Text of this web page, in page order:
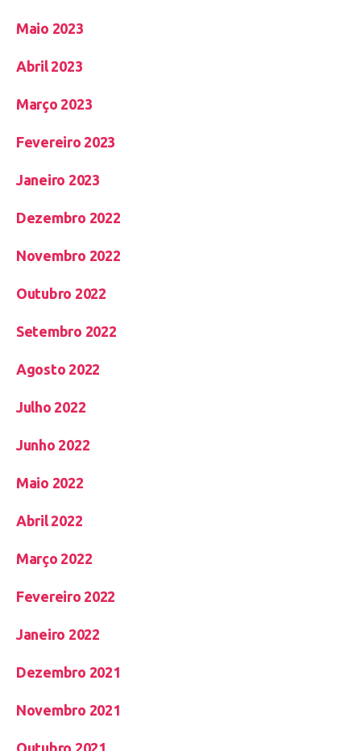
Maio 2023
Abril 2023
Março 2023
Fevereiro 2023
Janeiro 2023
Dezembro 2022
Novembro 2022
Outubro 2022
Setembro 2022
Agosto 2022
Julho 2022
Junho 2022
Maio 2022
Abril 2022
Março 2022
Fevereiro 2022
Janeiro 2022
Dezembro 2021
Novembro 2021